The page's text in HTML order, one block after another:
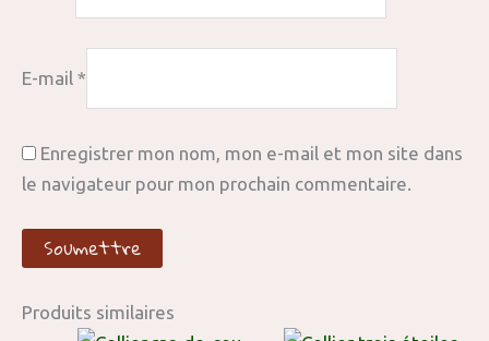
E-mail *
Enregistrer mon nom, mon e-mail et mon site dans
le navigateur pour mon prochain commentaire.
Produits similaires